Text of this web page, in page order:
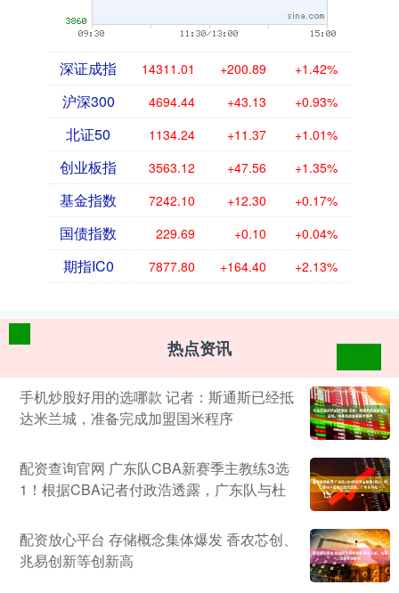
深证成指 14311.01 +200.89 +1.42%
沪深300 4694.44 +43.13 +0.93%
北证50 1134.24 +11.37 +1.01%
创业板指 3563.12 +47.56 +1.35%
基金指数 7242.10 +12.30 +0.17%
国债指数 229.69 +0.10 +0.04%
期指IC0 7877.80 +164.40 +2.13%
热点资讯
手机炒股好用的选哪款 记者：斯通斯已经抵
达米兰城，准备完成加盟国米程序
配资查询官网 广东队CBA新赛季主教练3选
1！根据CBA记者付政浩透露，广东队与杜
配资放心平台 存储概念集体爆发 香农芯创、
兆易创新等创新高